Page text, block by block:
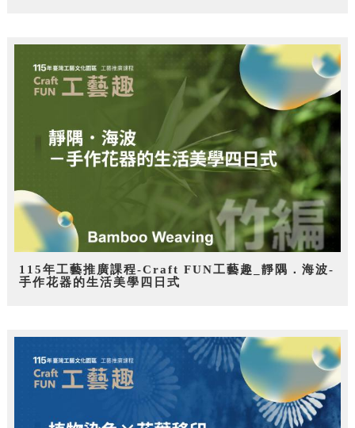
115年工藝推廣課程-Craft FUN工藝趣_靜隅．海波-
手作花器的生活美學四日式